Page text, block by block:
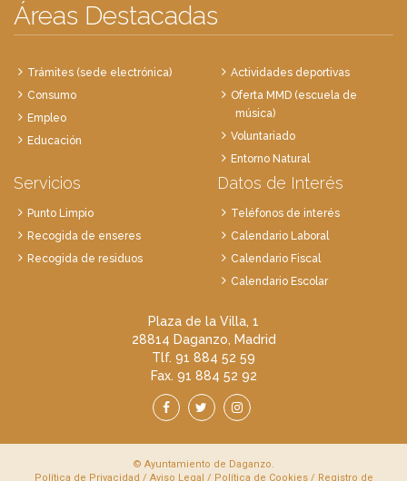
Áreas Destacadas
Trámites (sede electrónica)
Consumo
Empleo
Educación
Actividades deportivas
Oferta MMD (escuela de
música)
Voluntariado
Entorno Natural
Servicios
Punto Limpio
Recogida de enseres
Recogida de residuos
Datos de Interés
Teléfonos de interés
Calendario Laboral
Calendario Fiscal
Calendario Escolar
Plaza de la Villa, 1
28814 Daganzo, Madrid
Tlf. 91 884 52 59
Fax. 91 884 52 92
© Ayuntamiento de Daganzo.
Política de Privacidad / Aviso Legal / Política de Cookies/ Registro de